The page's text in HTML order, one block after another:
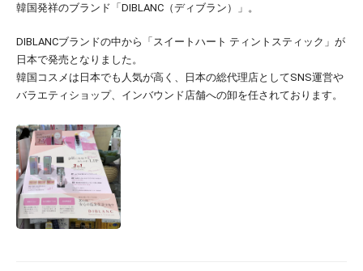
韓国発祥のブランド「DIBLANC（ディブラン）」。
DIBLANCブランドの中から「スイートハート ティントスティック」が
日本で発売となりました。
韓国コスメは日本でも人気が高く、日本の総代理店としてSNS運営や
バラエティショップ、インバウンド店舗への卸を任されております。